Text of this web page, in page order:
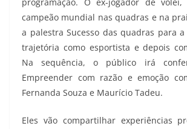
programação. O ex-jogador de vôlei,
campeão mundial nas quadras e na
a palestra Sucesso das quadras para
trajetória como esportista e depois
Na sequência, o público irá
Empreender com razão e emoção
Fernanda Souza e Maurício Tadeu.
Eles vão compartilhar experiências